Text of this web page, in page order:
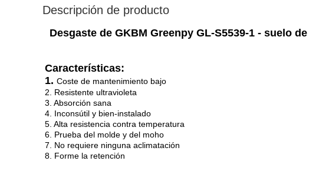
Descripción de producto
Desgaste de GKBM Greenpy GL-S5539-1 - suelo
Características:
1. Coste de mantenimiento bajo
2. Resistente ultravioleta
3. Absorción sana
4. Inconsútil y bien-instalado
5. Alta resistencia contra temperatura
6. Prueba del molde y del moho
7. No requiere ninguna aclimatación
8. Forme la retención